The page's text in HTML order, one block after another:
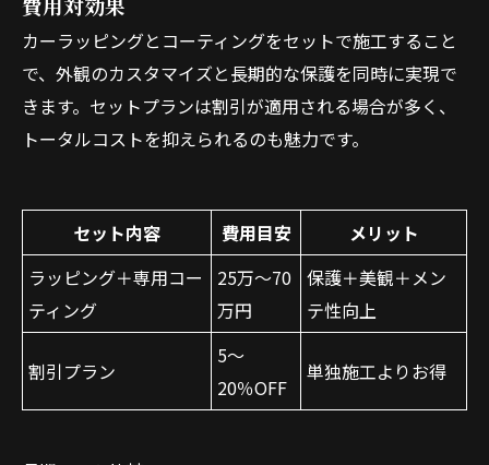
カーラッピングとコーティングをセットで施工すること
で、外観のカスタマイズと長期的な保護を同時に実現で
きます。セットプランは割引が適用される場合が多く、
トータルコストを抑えられるのも魅力です。
セット内容 費用目安
メリット
ラッピング＋専用コー
ティング
25万～70
万円
保護＋美観＋メン
テ性向上
割引プラン
5～
20％OFF
単独施工よりお得